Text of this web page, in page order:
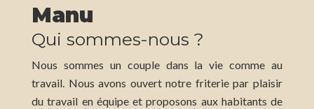
Manu
Qui sommes-nous ?
Nous sommes un couple dans la vie comme au
travail. Nous avons ouvert notre friterie par plaisir
du travail en équipe et proposons aux habitants de